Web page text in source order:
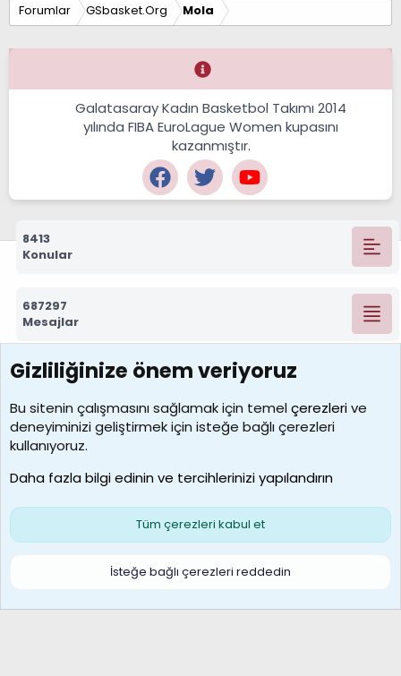
Forumlar GSbasket.Org Mola
Galatasaray Kadın Basketbol Takımı 2014
yılında FIBA EuroLague Women kupasını
kazanmıştır.
8413
Konular
687297
Mesajlar
7390
Kullanıcılar
MosesBrownHayranı
Son üye
Çerezler
S
Gizliliğinize önem veriyoruz
Bu sitenin çalışmasını sağlamak için temelçerezlerive
deneyiminizi geliştirmek için isteğe bağlı çerezleri
kullanıyoruz.
Daha fazla bilgi edinin ve tercihlerinizi yapılandırın
Tüm çerezleri kabul et
İsteğe bağlı çerezleri reddedin